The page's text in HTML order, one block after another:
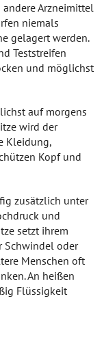
Arzneimittel
niemals
gelagert werden.
Teststreifen
und möglichst
auf morgens
wird der
Kleidung,
Kopf und
zusätzlich unter
und
setzt ihrem
Schwindel oder
Menschen oft
An heißen
Flüssigkeit